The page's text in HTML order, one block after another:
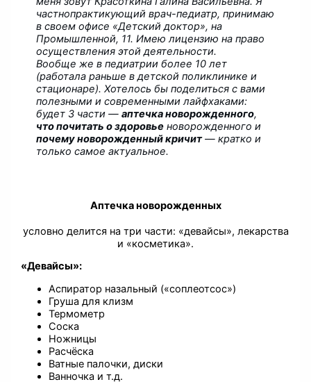
частнопрактикующий врач-педиатр, принимаю
в своем офисе «Детский доктор», на
Промышленной, 11. Имею лицензию на право
осуществления этой деятельности.
Вообще же в педиатрии более 10 лет
(работала раньше в детской поликлинике и
стационаре). Хотелось бы поделиться с вами
полезными и современными лайфхаками:
будет 3 части —аптечка новорожденного,
что почитать о здоровье новорожденного и
почему новорожденный кричит— кратко и
только самое актуальное.
Аптечка новорожденных
условно делится на три части: «девайсы», лекарства
и «косметика».
«Девайсы»:
Аспиратор назальный («соплеотсос»)
Груша для клизм
Термометр
Соска
Ножницы
Расчёска
Ватные палочки, диски
Ванночка и т.д.